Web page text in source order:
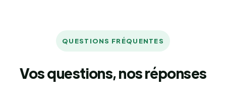
QUESTIONS FRÉQUENTES
Vos questions, nos réponses